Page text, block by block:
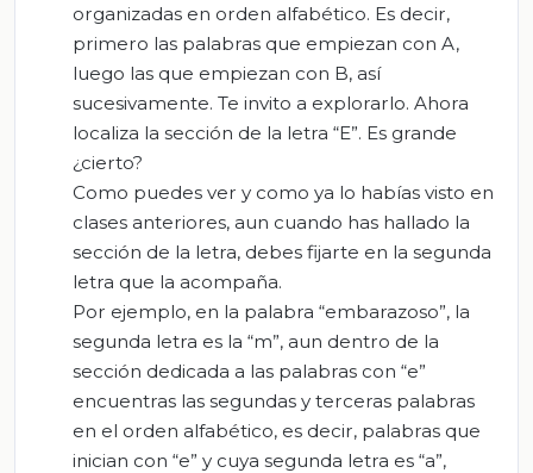
organizadas en orden alfabético. Es decir,
primero las palabras que empiezan con A,
luego las que empiezan con B, así
sucesivamente. Te invito a explorarlo. Ahora
localiza la sección de la letra “E”. Es grande
¿cierto?
Como puedes ver y como ya lo habías visto en
clases anteriores, aun cuando has hallado la
sección de la letra, debes fijarte en la segunda
letra que la acompaña.
Por ejemplo, en la palabra “embarazoso”, la
segunda letra es la “m”, aun dentro de la
sección dedicada a las palabras con “e”
encuentras las segundas y terceras palabras
en el orden alfabético, es decir, palabras que
inician con “e” y cuya segunda letra es “a”,